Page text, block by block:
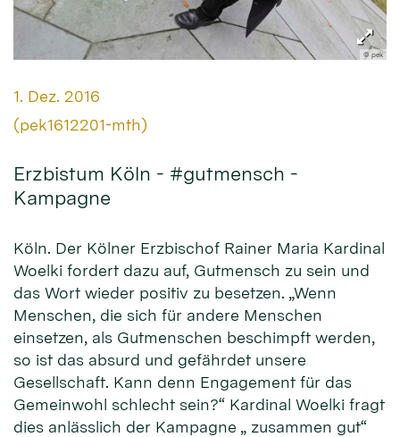
© pek
Datum:
1. Dez. 2016
Von:
(pek1612201-mth)
Erzbistum Köln - #gutmensch -
Kampagne
Köln. Der Kölner Erzbischof Rainer Maria Kardinal
Woelki fordert dazu auf, Gutmensch zu sein und
das Wort wieder positiv zu besetzen. „Wenn
Menschen, die sich für andere Menschen
einsetzen, als Gutmenschen beschimpft werden,
so ist das absurd und gefährdet unsere
Gesellschaft. Kann denn Engagement für das
Gemeinwohl schlecht sein?“ Kardinal Woelki fragt
dies anlässlich der Kampagne „ zusammen gut“